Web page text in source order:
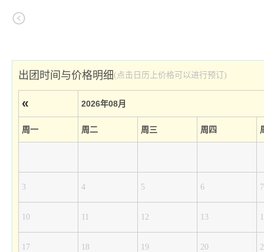
出团时间与价格明细(点击日历上价格可以进行预订)
« 2026年08月
周一 周二 周三 周四
3 4 5 6 7
10 11 12 13
17 18 19 20